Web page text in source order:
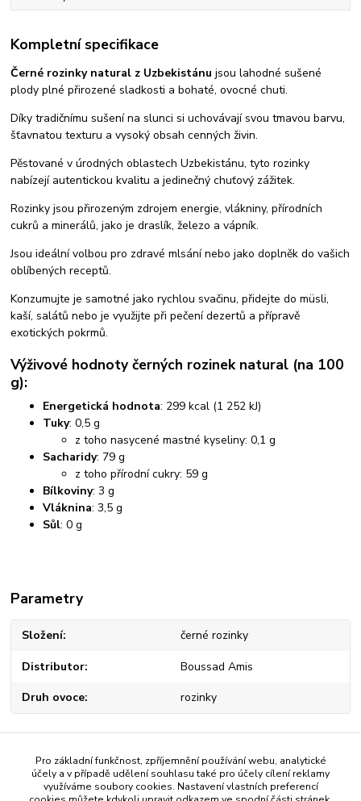
Kompletní specifikace
Černé rozinky natural z Uzbekistánu jsou lahodné sušené
plody plné přirozené sladkosti a bohaté, ovocné chuti.
Díky tradičnímu sušení na slunci si uchovávají svou tmavou barvu,
šťavnatou texturu a vysoký obsah cenných živin.
Pěstované v úrodných oblastech Uzbekistánu, tyto rozinky
nabízejí autentickou kvalitu a jedinečný chuťový zážitek.
Rozinky jsou přirozeným zdrojem energie, vlákniny, přírodních
cukrů a minerálů, jako je draslík, železo a vápník.
Jsou ideální volbou pro zdravé mlsání nebo jako doplněk do vašich
oblíbených receptů.
Konzumujte je samotné jako rychlou svačinu, přidejte do müsli,
kaší, salátů nebo je využijte při pečení dezertů a přípravě
exotických pokrmů.
Výživové hodnoty černých rozinek natural (na 100
g):
Energetická hodnota: 299 kcal (1 252 kJ)
Tuky: 0,5 g
z toho nasycené mastné kyseliny: 0,1 g
Sacharidy: 79 g
z toho přírodní cukry: 59 g
Bílkoviny: 3 g
Vláknina: 3,5 g
Sůl: 0 g
Parametry
Složení černé rozinky
Distributor Boussad Amis
Druh ovoce rozinky
Zboží zařazeno v kategoriích
Ořechy, sušené plody a semínka
Pro základní funkčnost, zpříjemnění používání webu, analytické
účely a v případě udělení souhlasu také pro účely cílení reklamy
využíváme soubory cookies. Nastavení vlastních preferencí